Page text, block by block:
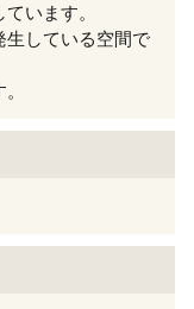
います。
生している空間で